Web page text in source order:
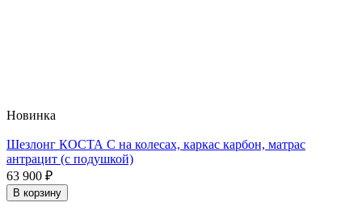
Новинка
Шезлонг КОСТА С на колесах, каркас карбон, матрас
антрацит (с подушкой)
63 900 ₽
В корзину